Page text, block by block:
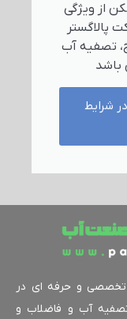
ویژگی
آب
و حرفه ای در
آب و فاضلاب و